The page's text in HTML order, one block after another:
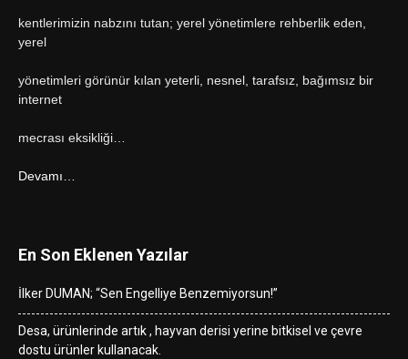
kentlerimizin nabzını tutan; yerel yönetimlere rehberlik eden,
yerel
yönetimleri görünür kılan yeterli, nesnel, tarafsız, bağımsız bir
internet
mecrası eksikliği…
Devamı…
En Son Eklenen Yazılar
İlker DUMAN; “Sen Engelliye Benzemiyorsun!”
Desa, ürünlerinde artık , hayvan derisi yerine bitkisel ve çevre
dostu ürünler kullanacak.